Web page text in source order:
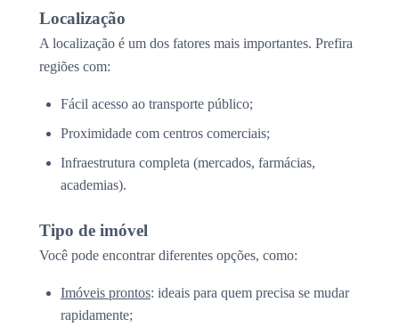
Localização
A localização é um dos fatores mais importantes. Prefira
regiões com:
Fácil acesso ao transporte público;
Proximidade com centros comerciais;
Infraestrutura completa (mercados, farmácias,
academias).
Tipo de imóvel
Você pode encontrar diferentes opções, como:
Imóveis prontos: ideais para quem precisa se mudar
rapidamente;